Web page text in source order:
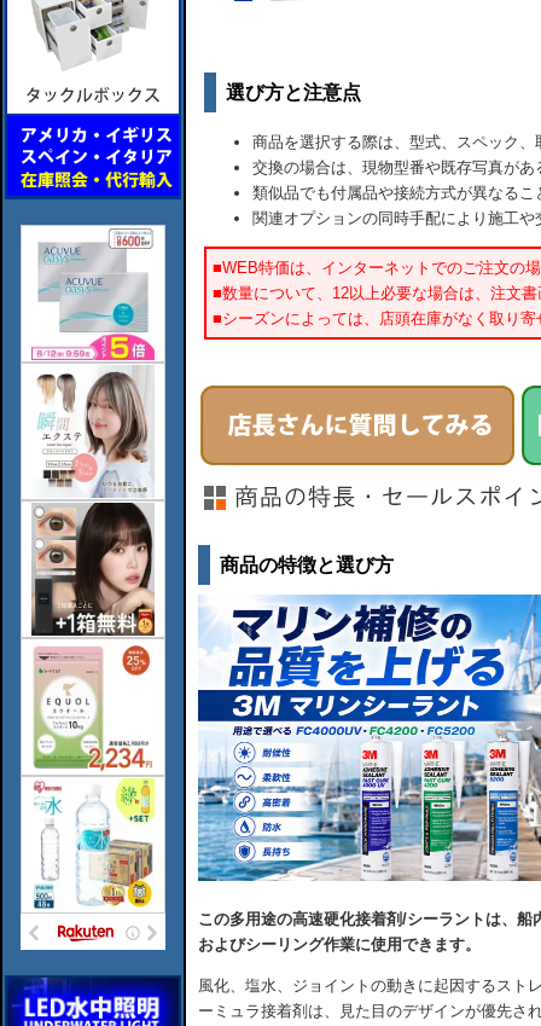
選び方と注意点
商品を選択する際は、型式、スペック
交換の場合は、現物型番や既存写真が
類似品でも付属品や接続方式が異なるこ
関連オプションの同時手配により施工
■WEB特価は、インターネットでのご注文の
■数量について、12以上必要な場合は、注文
■シーズンによっては、店頭在庫がなく取り
商品の特徴と選び方
この多用途の高速硬化接着剤/シーラントは、
およびシーリング作業に使用できます。
風化、塩水、ジョイントの動きに起因するスト
ーミュラ接着剤は、見た目のデザインが優先さ